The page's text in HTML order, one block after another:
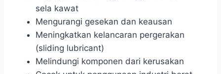
sela kawat
Mengurangi gesekan dan keausan
Meningkatkan kelancaran pergerakan
(sliding lubricant)
Melindungi komponen dari kerusakan